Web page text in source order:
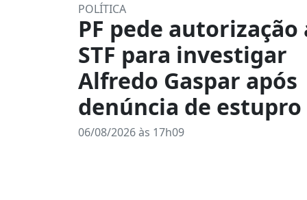
POLÍTICA
PF pede autorização
STF para investigar
Alfredo Gaspar após
denúncia de estupro
06/08/2026 às 17h09